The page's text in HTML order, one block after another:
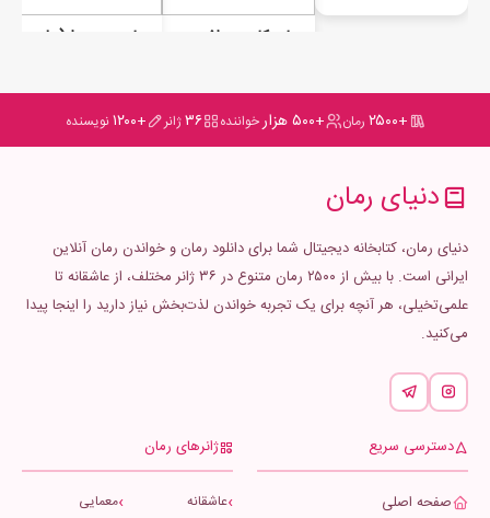
+۲۵۰۰ رمان +۵۰۰ هزار خواننده ۳۶ژانر +۱۲۰۰ نویسنده
دنیای رمان
دنیای رمان، کتابخانه دیجیتال شما برای دانلود رمان و خواندن رمان آنلاین
ایرانی است. با بیش از ۲۵۰۰ رمان متنوع در ۳۶ ژانر مختلف، از عاشقانه تا
علمی‌تخیلی، هر آنچه برای یک تجربه خواندن لذت‌بخش نیاز دارید را اینجا پیدا
می‌کنید.
دسترسی سریع
صفحه اصلی
ژانرهای رمان
عاشقانه معمایی